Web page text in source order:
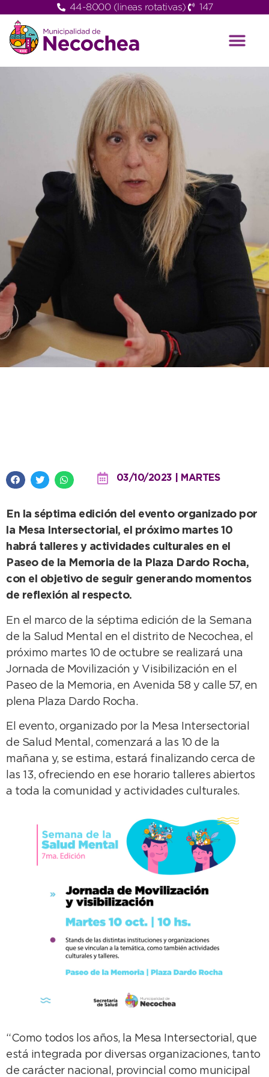
44-8000 (lineas rotativas) 147
03/10/2023 | MARTES
En la séptima edición del evento organizado por
la Mesa Intersectorial, el próximo martes 10
habrá talleres y actividades culturales en el
Paseo de la Memoria de la Plaza Dardo Rocha,
con el objetivo de seguir generando momentos
de reflexión al respecto.
En el marco de la séptima edición de la Semana
de la Salud Mental en el distrito de Necochea, el
próximo martes 10 de octubre se realizará una
Jornada de Movilización y Visibilización en el
Paseo de la Memoria, en Avenida 58 y calle 57, en
plena Plaza Dardo Rocha.
El evento, organizado por la Mesa Intersectorial
de Salud Mental, comenzará a las 10 de la
mañana y, se estima, estará finalizando cerca de
las 13, ofreciendo en ese horario talleres abiertos
a toda la comunidad y actividades culturales.
“Como todos los años, la Mesa Intersectorial, que
está integrada por diversas organizaciones, tanto
de carácter nacional, provincial como municipal